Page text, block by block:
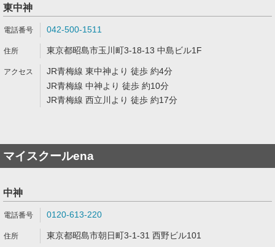
東中神
042-500-1511
東京都昭島市玉川町3-18-13 中島ビル1F
JR青梅線 東中神より 徒歩 約4分
JR青梅線 中神より 徒歩 約10分
JR青梅線 西立川より 徒歩 約17分
マイスクールena
中神
0120-613-220
東京都昭島市朝日町3-1-31 西野ビル101